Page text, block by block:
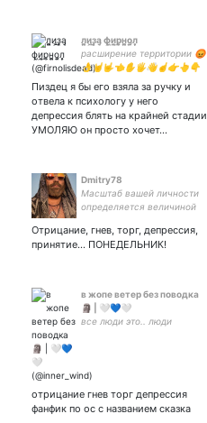
л̪͚͍и̢͕͜з̦̝͓а̡͔ ф̙͙͖и͔͍͜р͕̞н͚͍̪о̡͍̙л̦͎̞
расширение территории 😡
👌🤘🤟👈✋🖐👋☝️👉👆👇
Пиздец я бы его взяла за ручку и
отвела к психологу у него
депрессия блять на крайней стадии
УМОЛЯЮ он просто хочет…
Dmitry78
Масштаб вашей личности
определяется величиной
способна вас вывести из
себя.
Отрицание, гнев, торг, депрессия,
принятие… ПОНЕДЕЛЬНИК!
в жопе ветер без поводка
🗿 | 🤍💙🤍
все люди это.. люди
отрицание гнев торг депрессия
фанфик по ос с названием сказка